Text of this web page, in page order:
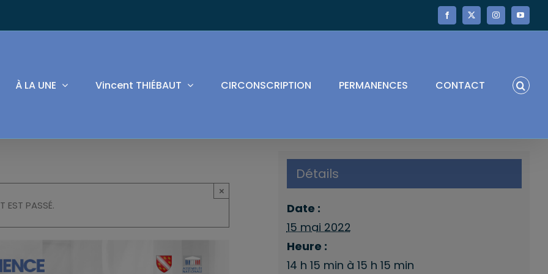
Facebook
X InstagramYouTube
À LA UNE Vincent THIÉBAUT CIRCONSCRIPTION PERMANENCES CONTACT
EST PASSÉ.
×
Détails
Date :
15 mai 2022
Heure :
14 h 15 min à 15 h 15 min